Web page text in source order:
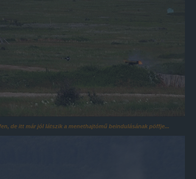
de itt már jól látszik a menethajtómű beindulásának pöffje...